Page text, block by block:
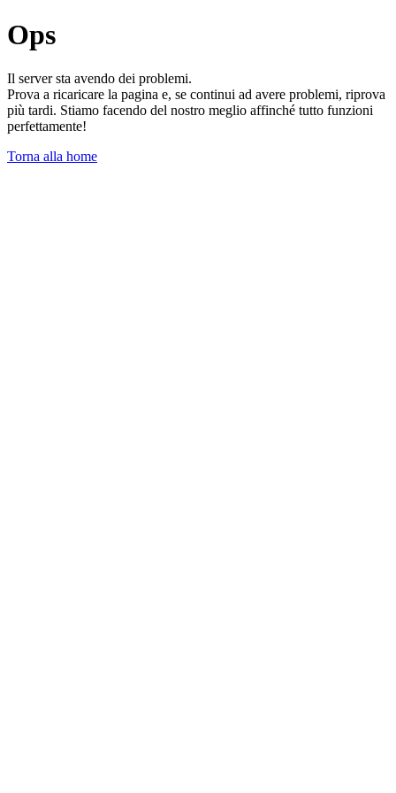
Ops
Il server sta avendo dei problemi.
Prova a ricaricare la pagina e, se continui ad avere problemi, riprova
più tardi. Stiamo facendo del nostro meglio affinché tutto funzioni
perfettamente!
Torna alla home